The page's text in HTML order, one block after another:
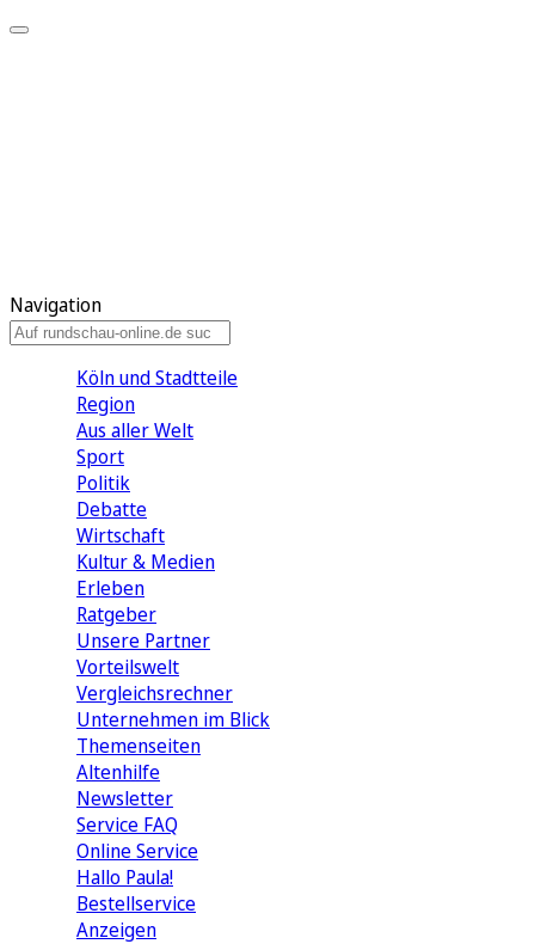
Navigation
Köln und Stadtteile
Region
Aus aller Welt
Sport
Politik
Debatte
Wirtschaft
Kultur & Medien
Erleben
Ratgeber
Unsere Partner
Vorteilswelt
Vergleichsrechner
Unternehmen im Blick
Themenseiten
Altenhilfe
Newsletter
Service FAQ
Online Service
Hallo Paula!
Bestellservice
Anzeigen